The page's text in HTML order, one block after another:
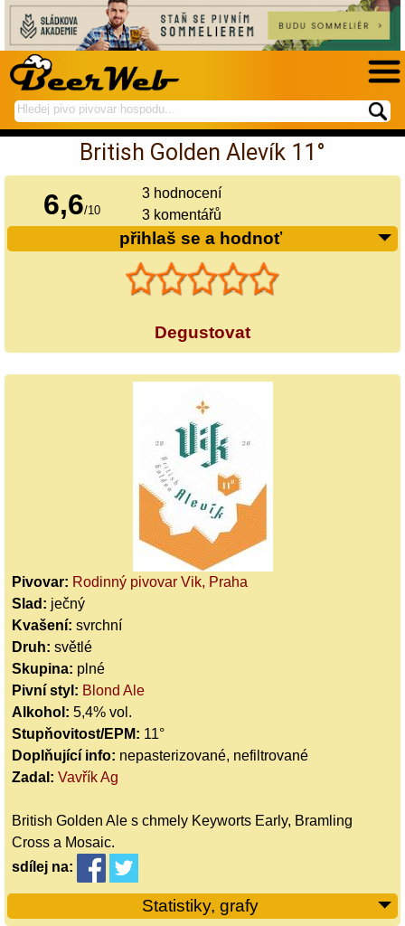
hledej
na
spustí
hledání
British Golden Alevík 11°
6,6/10
3 hodnocení
3 komentářů
přihlaš se a hodnoť
Degustovat
Pivovar: Rodinný pivovar Vik, Praha
Slad: ječný
Kvašení: svrchní
Druh: světlé
Skupina: plné
Pivní styl: Blond Ale
Alkohol: 5,4% vol.
Stupňovitost/EPM: 11°
Doplňující info: nepasterizované, nefiltrované
Zadal: Vavřík Ag
British Golden Ale s chmely Keyworts Early, Bramling
Cross a Mosaic.
sdílej na:
Statistiky, grafy